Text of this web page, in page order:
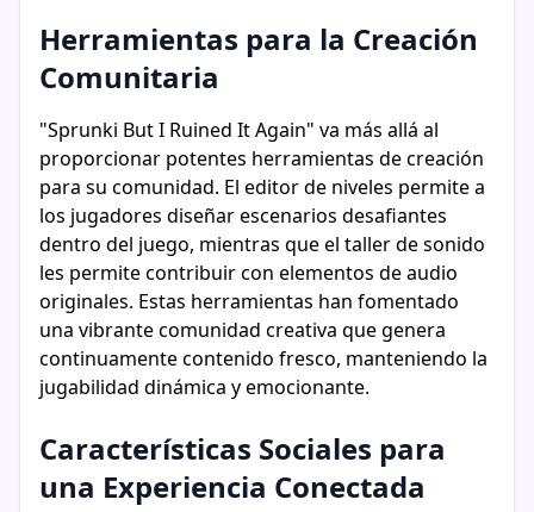
Herramientas para la Creación
Comunitaria
"Sprunki But I Ruined It Again" va más allá al
proporcionar potentes herramientas de creación
para su comunidad. El editor de niveles permite a
los jugadores diseñar escenarios desafiantes
dentro del juego, mientras que el taller de sonido
les permite contribuir con elementos de audio
originales. Estas herramientas han fomentado
una vibrante comunidad creativa que genera
continuamente contenido fresco, manteniendo la
jugabilidad dinámica y emocionante.
Características Sociales para
una Experiencia Conectada